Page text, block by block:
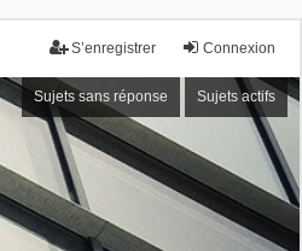
Connexion
S’enregistrer
Sujets sans réponse Sujets actifs